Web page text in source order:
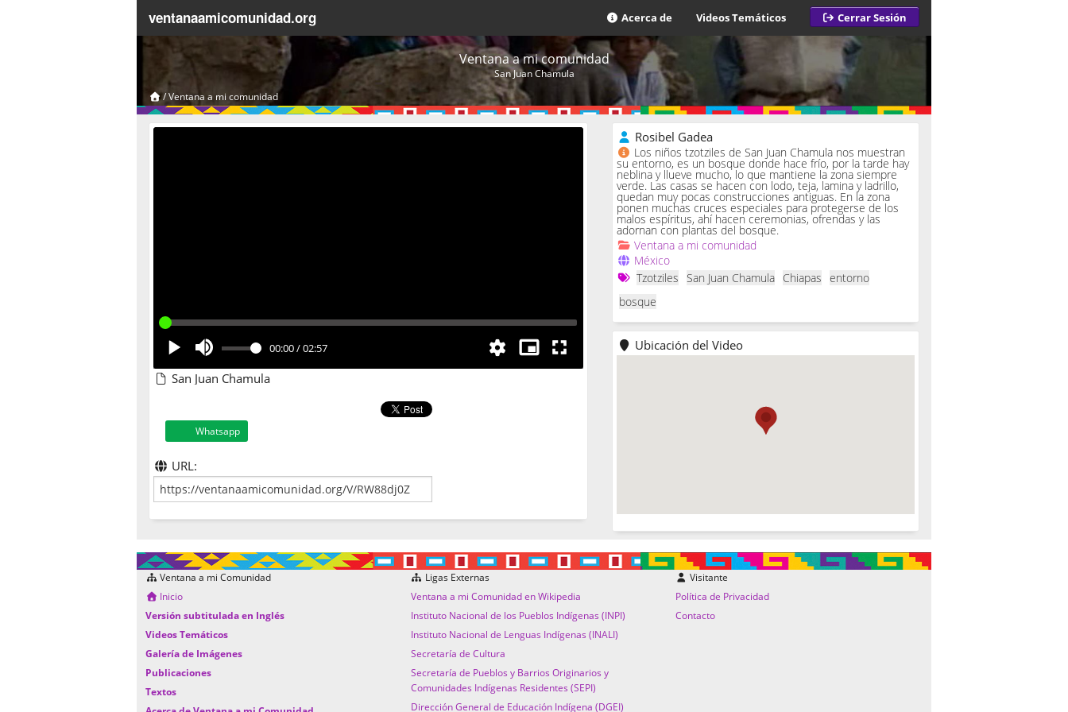
ventanaamicomunidad.org Acerca de Videos Temáticos Cerrar Sesión
Ventana a mi comunidad
San Juan Chamula
/Ventana a mi comunidad
00:00/02:57
San Juan Chamula
Whatsapp
URL:
Rosibel Gadea
Los niños tzotziles de San Juan Chamula nos muestran
su entorno, es un bosque donde hace frío, por la tarde hay
neblina y llueve mucho, lo que mantiene la zona siempre
verde. Las casas se hacen con lodo, teja, lamina y ladrillo,
quedan muy pocas construcciones antiguas. En la zona
ponen muchas cruces especiales para protegerse de los
malos espíritus, ahí hacen ceremonias, ofrendas y las
adornan con plantas del bosque.
Ventana a mi comunidad
México
Tzotziles San Juan Chamula Chiapas entorno
bosque
Ubicación del Video
Ventana a mi Comunidad
Inicio
Versión subtitulada en Inglés
Videos Temáticos
Galería de Imágenes
Publicaciones
Textos
Ligas Externas
Ventana a mi Comunidad en Wikipedia
Instituto Nacional de los Pueblos Indígenas (INPI)
Instituto Nacional de Lenguas Indígenas (INALI)
Secretaría de Cultura
Secretaría de Pueblos y Barrios Originarios y
Comunidades Indígenas Residentes (SEPI)
Dirección General de Educación Indígena (DGEI)
Visitante
Política de Privacidad
Contacto